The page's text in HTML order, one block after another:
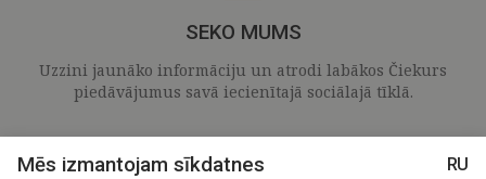
SEKO MUMS
Uzzini jaunāko informāciju un atrodi labākos Čiekurs
piedāvājumus savā iecienītajā sociālajā tīklā.
Mēs izmantojam sīkdatnes RU